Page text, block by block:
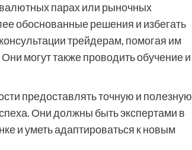
парах или рыночных
обоснованные решения и избегать
трейдерам, помогая им
могут также проводить обучение и
предоставлять точную и полезную
Они должны быть экспертами в
и уметь адаптироваться к новым